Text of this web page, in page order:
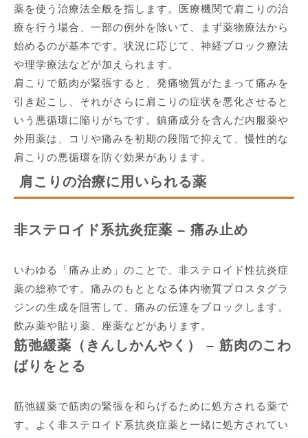
薬を使う治療法全般を指します。医療機関で肩こりの治
療を行う場合、一部の例外を除いて、まず薬物療法から
始めるのが基本です。状況に応じて、神経ブロック療法
や理学療法などが加えられます。
肩こりで筋肉が緊張すると、発痛物質がたまって痛みを
引き起こし、それがさらに肩こりの症状を悪化させると
いう悪循環に陥りがちです。鎮痛成分を含んだ内服薬や
外用薬は、コリや痛みを初期の段階で抑えて、慢性的な
肩こりの悪循環を防ぐ効果があります。
肩こりの治療に用いられる薬
非ステロイド系抗炎症薬 – 痛み止め
いわゆる「痛み止め」のことで、非ステロイド性抗炎症
薬の総称です。痛みのもととなる体内物質プロスタグラ
ジンの生成を阻害して、痛みの伝達をブロックします。
飲み薬や貼り薬、座薬などがあります。
筋弛緩薬（きんしかんやく） – 筋肉のこわ
ばりをとる
筋弛緩薬で筋肉の緊張を和らげるために処方される薬で
す。よく非ステロイド系抗炎症薬と一緒に処方されてい